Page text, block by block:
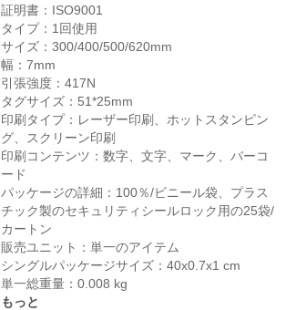
証明書：ISO9001
タイプ：1回使用
サイズ：300/400/500/620mm
幅：7mm
引張強度：417N
タグサイズ：51*25mm
印刷タイプ：レーザー印刷、ホットスタンピン
グ、スクリーン印刷
印刷コンテンツ：数字、文字、マーク、バーコ
ード
パッケージの詳細：100％/ビニール袋、プラス
チック製のセキュリティシールロック用の25袋/
カートン
販売ユニット：単一のアイテム
シングルパッケージサイズ：40x0.7x1 cm
単一総重量：0.008 kg
もっと